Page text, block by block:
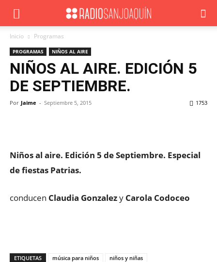
Inicio Programas
PROGRAMAS NIÑOS AL AIRE
NIÑOS AL AIRE. EDICIÓN 5
DE SEPTIEMBRE.
Por Jaime - Septiembre 5, 2015 1753
Niños al aire. Edición 5 de Septiembre. Especial
de fiestas Patrias.
conducen Claudia Gonzalezy Carola Codoceo
ETIQUETAS música para niños niños y niñas